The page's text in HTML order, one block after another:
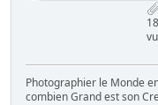
Photographier le Monde
combien Grand est son